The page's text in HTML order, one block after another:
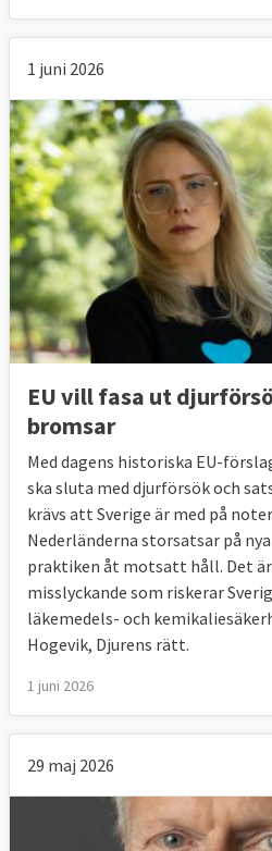
1 juni 2026
EU vill fasa ut
bromsar
Med dagens historiska EU-
ska sluta med djurförsök och
krävs att Sverige är med på
Nederländerna storsatsar på
praktiken åt motsatt håll. Det
misslyckande som riskerar
läkemedels- och
Hogevik, Djurens rätt.
1 juni 2026
29 maj 2026